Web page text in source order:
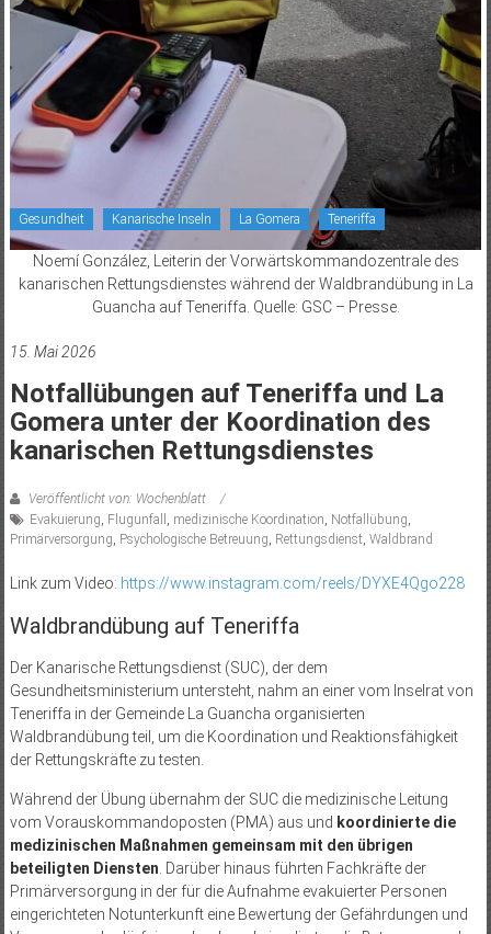
Gesundheit Kanarische Inseln La Gomera Teneriffa
Noemí González, Leiterin der Vorwärtskommandozentrale des
kanarischen Rettungsdienstes während der Waldbrandübung in La
Guancha auf Teneriffa. Quelle: GSC – Presse.
15. Mai 2026
Notfallübungen auf Teneriffa und La
Gomera unter der Koordination des
kanarischen Rettungsdienstes
Veröffentlicht von: Wochenblatt
Evakuierung, Flugunfall , medizinische Koordination, Notfallübung,
Primärversorgung, Psychologische Betreuung, Rettungsdienst, Waldbrand
Link zum Video: https://www.instagram.com/reels/DYXE4Qgo228
Waldbrandübung auf Teneriffa
Der Kanarische Rettungsdienst (SUC), der dem
Gesundheitsministerium untersteht, nahm an einer vom Inselrat von
Teneriffa in der Gemeinde La Guancha organisierten
Waldbrandübung teil, um die Koordination und Reaktionsfähigkeit
der Rettungskräfte zu testen.
Während der Übung übernahm der SUC die medizinische Leitung
vom Vorauskommandoposten (PMA) aus und koordinierte die
medizinischen Maßnahmen gemeinsam mit den übrigen
beteiligten Diensten. Darüber hinaus führten Fachkräfte der
Primärversorgung in der für die Aufnahme evakuierter Personen
eingerichteten Notunterkunft eine Bewertung der Gefährdungen und